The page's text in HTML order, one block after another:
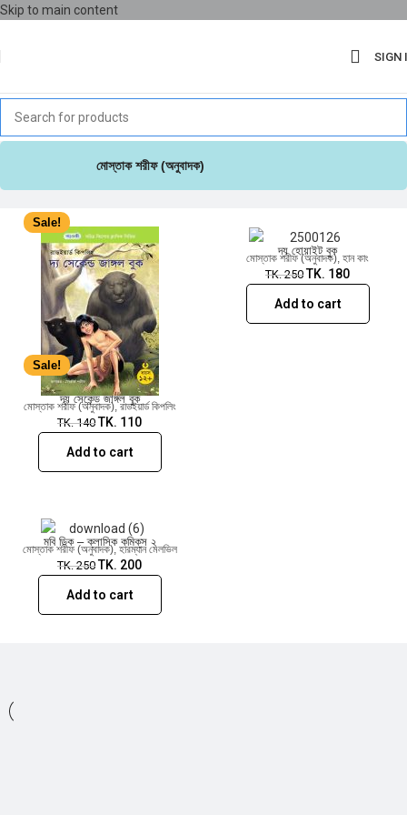
Skip to main content
SIGN
মোস্তাক শরীফ (অনুবাদক)
Sale!
দ্য সেকেন্ড জাঙ্গল বুক
মোস্তাক শরীফ (অনুবাদক),রাডইয়ার্ড কিপলিং
TK.140 TK. 110
Add to cart
দ্য হোয়াইট বুক
মোস্তাক শরীফ (অনুবাদক), হান কাং
TK.250 TK. 180
Add to cart
Sale!
মবি ডিক – ক্লাসিক কমিক্‌স ২
মোস্তাক শরীফ (অনুবাদক), হারম্যান মেলভিল
TK.250 TK. 200
Add to cart